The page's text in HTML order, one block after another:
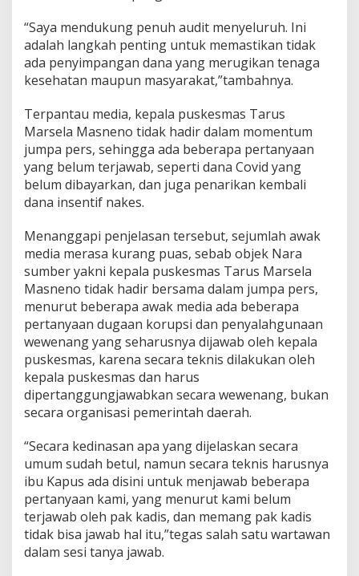
“Saya mendukung penuh audit menyeluruh. Ini
adalah langkah penting untuk memastikan tidak
ada penyimpangan dana yang merugikan tenaga
kesehatan maupun masyarakat,”tambahnya.
Terpantau media, kepala puskesmas Tarus
Marsela Masneno tidak hadir dalam momentum
jumpa pers, sehingga ada beberapa pertanyaan
yang belum terjawab, seperti dana Covid yang
belum dibayarkan, dan juga penarikan kembali
dana insentif nakes.
Menanggapi penjelasan tersebut, sejumlah awak
media merasa kurang puas, sebab objek Nara
sumber yakni kepala puskesmas Tarus Marsela
Masneno tidak hadir bersama dalam jumpa pers,
menurut beberapa awak media ada beberapa
pertanyaan dugaan korupsi dan penyalahgunaan
wewenang yang seharusnya dijawab oleh kepala
puskesmas, karena secara teknis dilakukan oleh
kepala puskesmas dan harus
dipertanggungjawabkan secara wewenang, bukan
secara organisasi pemerintah daerah.
“Secara kedinasan apa yang dijelaskan secara
umum sudah betul, namun secara teknis harusnya
ibu Kapus ada disini untuk menjawab beberapa
pertanyaan kami, yang menurut kami belum
terjawab oleh pak kadis, dan memang pak kadis
tidak bisa jawab hal itu,”tegas salah satu wartawan
dalam sesi tanya jawab.